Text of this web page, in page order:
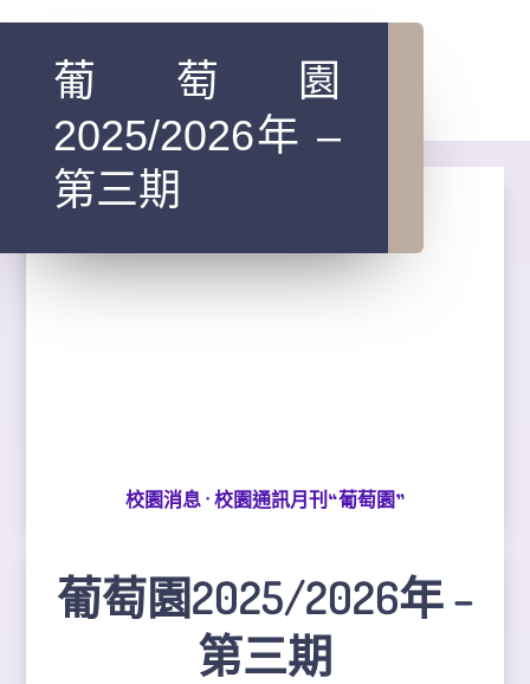
葡萄園
2025/2026年 –
第三期
校園消息· 校園通訊月刊“葡萄園”
葡萄園2025/2026年 –
第三期